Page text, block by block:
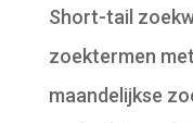
Short-tail
zoektermen
maandelijkse